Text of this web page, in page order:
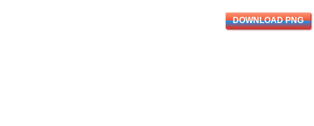
DOWNLOAD PNG